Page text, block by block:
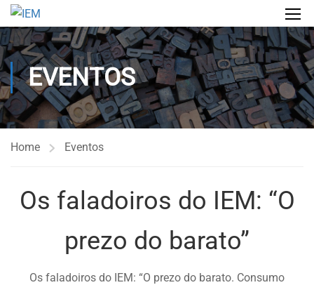
EVENTOS
Home Eventos
Os faladoiros do IEM: “O
prezo do barato”
Os faladoiros do IEM: “O prezo do barato. Consumo